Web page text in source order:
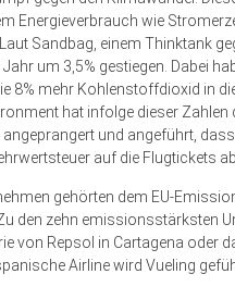
Energieverbrauch wie
Sandbag, einem Thinktank
um 3,5% gestiegen. Dabei
8% mehr Kohlenstoffdioxid in
hat infolge dieser
und angeführt,
auf die Flugtickets
gehörten dem EU-
den zehn emissionsstärksten
von Repsol in Cartagena oder
Airline wird Vueling